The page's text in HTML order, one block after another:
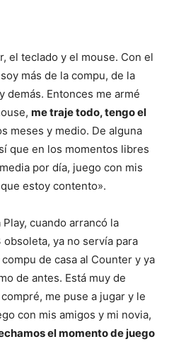
el teclado y el mouse. Con el
más de la compu, de la
demás. Entonces me armé
me traje todo, tengo el
meses y medio. De alguna
que en los momentos libres
por día, juego con mis
estoy contento».
cuando arrancó la
ya no servía para
de casa al Counter y ya
de antes. Está muy de
me puse a jugar y le
con mis amigos y mi novia,
el momento de juego